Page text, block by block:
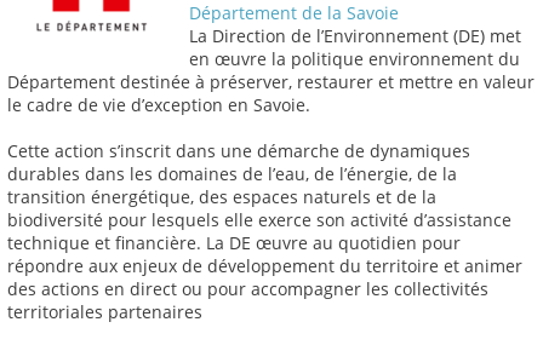
Département de la Savoie
La Direction de l’Environnement (DE) met
en œuvre la politique environnement du
Département destinée à préserver, restaurer et mettre en valeur
le cadre de vie d’exception en Savoie.
Cette action s’inscrit dans une démarche de dynamiques
durables dans les domaines de l’eau, de l’énergie, de la
transition énergétique, des espaces naturels et de la
biodiversité pour lesquels elle exerce son activité d’assistance
technique et financière. La DE œuvre au quotidien pour
répondre aux enjeux de développement du territoire et animer
des actions en direct ou pour accompagner les collectivités
territoriales partenaires